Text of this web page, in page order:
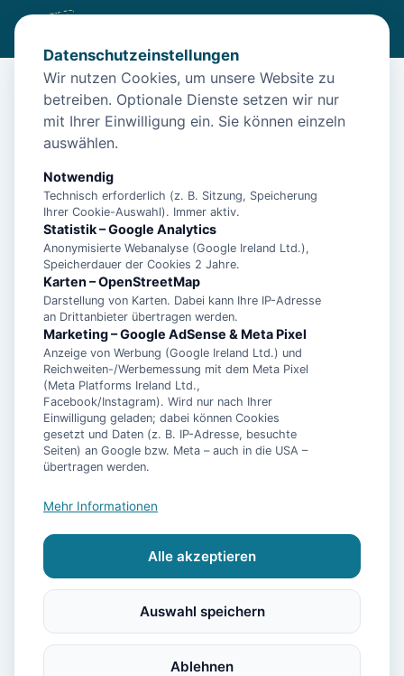
/Unterkünfte /Borkum/
Ferienwohnung 5* Niveau Komfortwohnung im Feriendorf
Ferienwohnung 5* Niveau
Komfortwohnung im Feriendorf
26757 Borkum
Ausstattung
WLAN
Terrasse Garten
Kaffeemaschine Herdplatte Küchenutensilien
Bügelbrett Krankenhaus
Datenschutzeinstellungen
Wir nutzen Cookies, um unsere Website zu
betreiben. Optionale Dienste setzen wir nur
mit Ihrer Einwilligung ein. Sie können einzeln
auswählen.
Notwendig
Technisch erforderlich (z. B. Sitzung, Speicherung
Ihrer Cookie-Auswahl). Immer aktiv.
Statistik – Google Analytics
Anonymisierte Webanalyse (Google Ireland Ltd.),
Speicherdauer der Cookies 2 Jahre.
Karten – OpenStreetMap
Darstellung von Karten. Dabei kann Ihre IP-Adresse
an Drittanbieter übertragen werden.
Marketing – Google AdSense & Meta Pixel
Anzeige von Werbung (Google Ireland Ltd.) und
Reichweiten-/Werbemessung mit dem Meta Pixel
(Meta Platforms Ireland Ltd.,
Facebook/Instagram). Wird nur nach Ihrer
Einwilligung geladen; dabei können Cookies
gesetzt und Daten (z. B. IP-Adresse, besuchte
Seiten) an Google bzw. Meta – auch in die USA –
übertragen werden.
Mehr Informationen
Alle akzeptieren
Auswahl speichern
Ablehnen